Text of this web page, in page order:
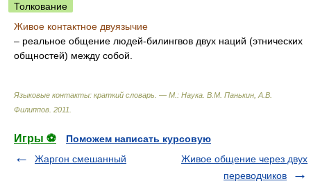
Толкование
Живое контактное двуязычие
– реальное общение людей-билингвов двух наций (этнических
общностей) между собой.
Языковые контакты: краткий словарь. — М.: Наука В.М. Панькин, А.В.
Филиппов 2011
Игры ⚽
Поможем написать курсовую
Жаргон смешанный
Живое общение через двух
переводчиков